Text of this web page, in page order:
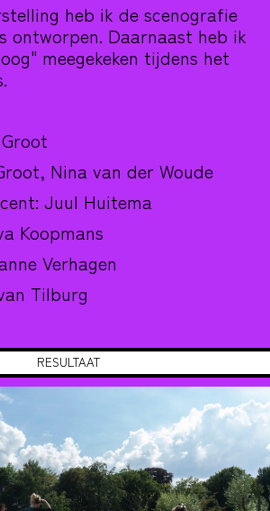
heb ik de scenografie
ontworpen. Daarnaast heb ik
meegekeken tijdens het
Nina van der Woude
Juul Huitema
Koopmans
Verhagen
Tilburg
RESULTAAT